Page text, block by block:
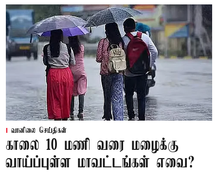
வானிலை செய்திகள்
காலை 10 மணி வரை மழைக்கு
வாய்ப்புள்ள மாவட்டங்கள் எவை?